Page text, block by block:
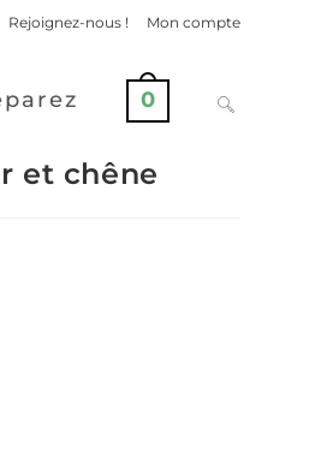
Rejoignez-nous ! Mon compte
0
et chêne